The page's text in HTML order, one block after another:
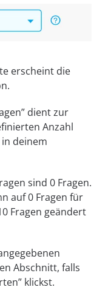
erscheint die
dient zur
Anzahl
deinem
sind 0 Fragen.
auf 0 Fragen für
Fragen geändert
Abschnitt, falls
klickst.